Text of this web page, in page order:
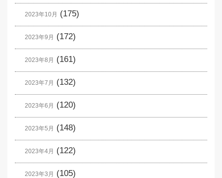
2023年10月 (175)
2023年9月 (172)
2023年8月 (161)
2023年7月 (132)
2023年6月 (120)
2023年5月 (148)
2023年4月 (122)
2023年3月 (105)